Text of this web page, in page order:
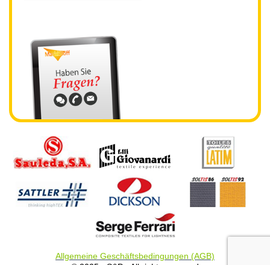
Allgemeine Geschäftsbedingungen (AGB)